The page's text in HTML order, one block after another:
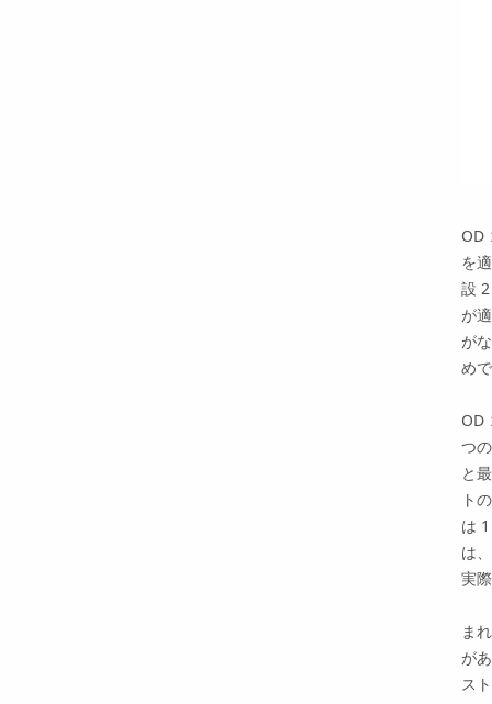
OD
を
設
が
が
めで
OD
つ
と
ト
は
は
実
ま
が
ス